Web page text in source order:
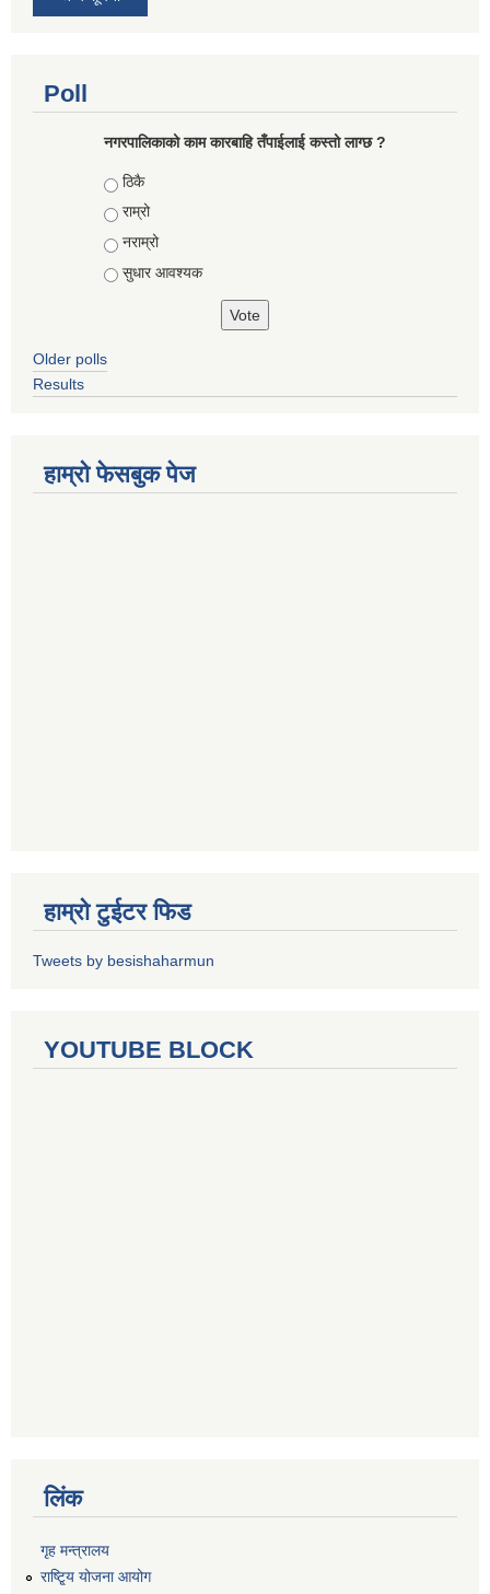
Poll
नगरपालिकाको काम कारबाहि तँपाईलाई कस्तो लाग्छ ?
Choices
ठिकै
राम्रो
नराम्रो
सुधार आवश्यक
Older polls
Results
हाम्रो फेसबुक पेज
हाम्रो टुईटर फिड
Tweets by besishaharmun
YOUTUBE BLOCK
लिंक
गृह मन्त्रालय
राष्टि्ृय योजना आयोग